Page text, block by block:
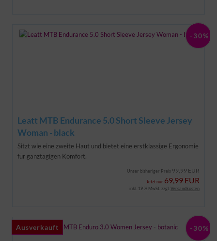
Leatt MTB Endurance 5.0 Short Sleeve Jersey
Woman - black
Sitzt wie eine zweite Haut und bietet eine erstklassige Ergonomie
für ganztägigen Komfort.
Unser bisheriger Preis 99,99 EUR
Jetzt nur 69,99 EUR
-30%
inkl. 19 % MwSt. zzgl. Versandkosten
-30%
Ausverkauft
Ausverkauft